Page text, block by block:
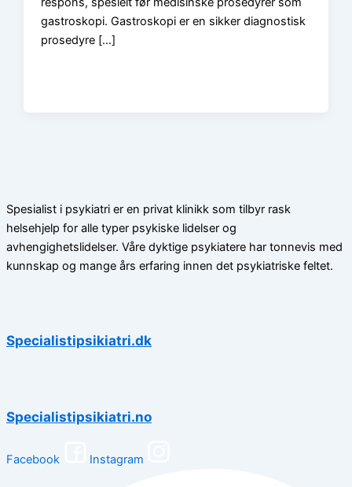
gastroskopi. Gastroskopi er en sikker diagnostisk
prosedyre […]
Spesialist i psykiatri er en privat klinikk som tilbyr rask
helsehjelp for alle typer psykiske lidelser og
avhengighetslidelser. Våre dyktige psykiatere har tonnevis med
kunnskap og mange års erfaring innen det psykiatriske feltet.
Specialistipsikiatri.dk
Specialistipsikiatri.no
Facebook Instagram